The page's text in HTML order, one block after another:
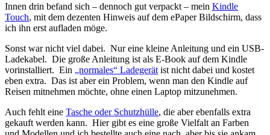
Innen drin befand sich – dennoch gut verpackt – mein Kindle
Touch, mit dem dezenten Hinweis auf dem ePaper Bildschirm, dass
ich ihn erst aufladen möge.
Sonst war nicht viel dabei. Nur eine kleine Anleitung und ein USB-
Ladekabel. Die große Anleitung ist als E-Book auf dem Kindle
vorinstalliert. Ein „normales“ Ladegerät ist nicht dabei und kostet
eben extra. Das ist aber ein Problem, wenn man den Kindle auf
Reisen mitnehmen möchte, ohne einen Laptop mitzunehmen.
Auch fehlt eine Tasche oder Schutzhülle, die aber ebenfalls extra
gekauft werden kann. Hier gibt es eine große Vielfalt an Farben